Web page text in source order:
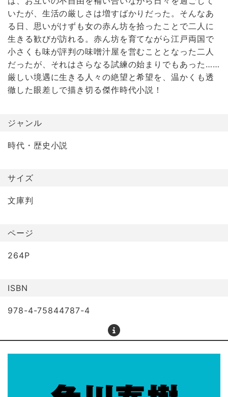
いたが、生活の厳しさは増すばかりだった。そんなあ
る日、思いがけずも女の赤ん坊を拾ったことで二人に
生きる歓びが訪れる。赤ん坊を育てながら江戸両国で
小さくも味が評判の味噌汁屋を営むこととなった二人
だったが、それはさらなる試練の始まりでもあった……
厳しい境遇に生きる人々の絶望と希望を、温かくも透
徹した眼差しで描き切る傑作時代小説！
ジャンル
時代・歴史小説
サイズ
文庫判
ページ
264P
ISBN
978-4-75844787-4